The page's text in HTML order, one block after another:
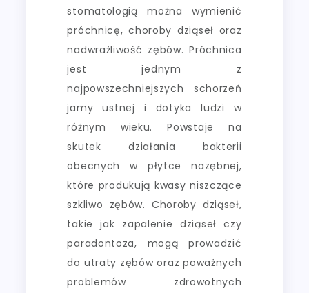
stomatologią można wymienić
próchnicę, choroby dziąseł oraz
nadwrażliwość zębów. Próchnica
jest jednym z
najpowszechniejszych schorzeń
jamy ustnej i dotyka ludzi w
różnym wieku. Powstaje na
skutek działania bakterii
obecnych w płytce nazębnej,
które produkują kwasy niszczące
szkliwo zębów. Choroby dziąseł,
takie jak zapalenie dziąseł czy
paradontoza, mogą prowadzić
do utraty zębów oraz poważnych
problemów zdrowotnych